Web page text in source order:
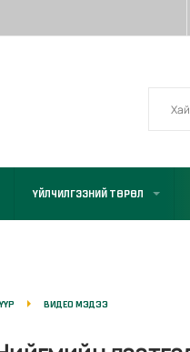
ҮЙЛЧИЛГЭЭНИЙ ТӨРӨЛ
ВИДЕО МЭДЭЭ